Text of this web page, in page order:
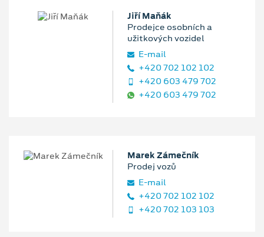
Jiří Maňák
Prodejce osobních a
užitkových vozidel
E‑mail
+420 702 102 102
+420 603 479 702
+420 603 479 702
Marek Zámečník
Prodej vozů
E‑mail
+420 702 102 102
+420 702 103 103